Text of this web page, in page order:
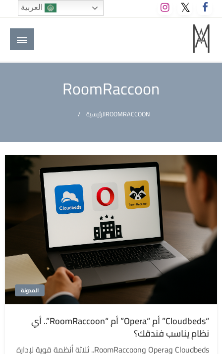
التخطي
إلى
المحتوى
M A hotels | إم ايه هوتيلز
الموقع الأول للعاملين في الفنادق في العالم العربي
RoomRaccoon
الرئيسيةROOMRACCOON
المدونة
“Cloudbeds” أم “Opera” أم “RoomRaccoon”.. أي
نظام يناسب فندقك؟
Cloudbeds وOpera وRoomRaccoon.. ثلاثة أنظمة قوية لإدارة
العربية